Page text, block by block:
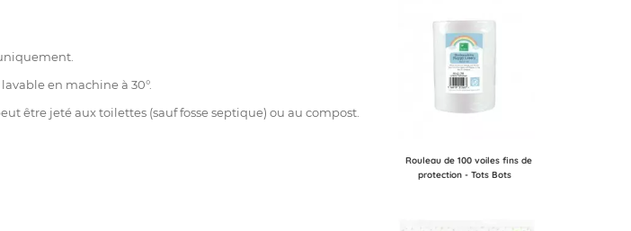
Rouleau de 100 voiles fins de
protection - Tots Bots
en machine à 30°.
être jeté aux toilettes (sauf fosse septique) ou au compost.